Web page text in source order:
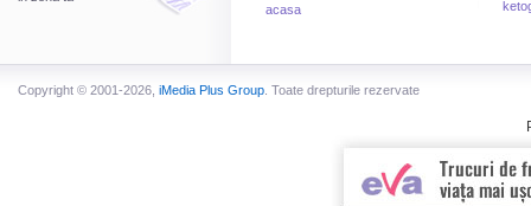
acasa
Copyright © 2001-2026, iMedia Plus Group . Toate drepturile rezervate